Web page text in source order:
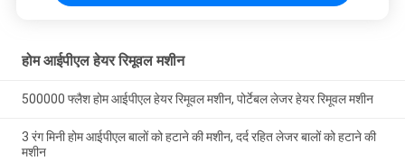
होम आईपीएल हेयर रिमूवल मशीन
500000 फ्लैश होम आईपीएल हेयर रिमूवल मशीन, पोर्टेबल लेजर हेयर रिमूवल मशीन
3 रंग मिनी होम आईपीएल बालों को हटाने की मशीन, दर्द रहित लेजर बालों को हटाने की
मशीन